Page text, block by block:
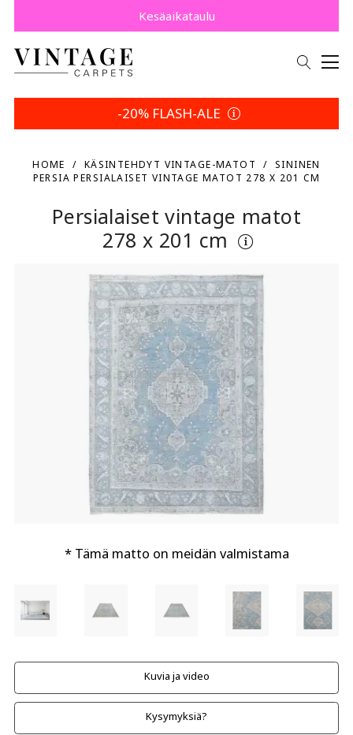
Säästä 5 % | Palautusehtosi
Osta nyt, maksa myöhemmin Klarnalla.
Kesäaikataulu
-20% FLASH-ALE
HOME KÄSINTEHDYT VINTAGE-MATOT
SININEN
PERSIA PERSIALAISET VINTAGE MATOT 278 X 201 CM
Persialaiset vintage matot
278 x 201 cm
* Tämä matto on meidän valmistama
Kuvia ja video
Kysymyksiä?